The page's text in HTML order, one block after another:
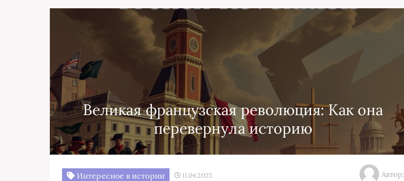
Великая французская революция: Как она
перевернула историю
Интересное в истории 11.04.2025 Автор: